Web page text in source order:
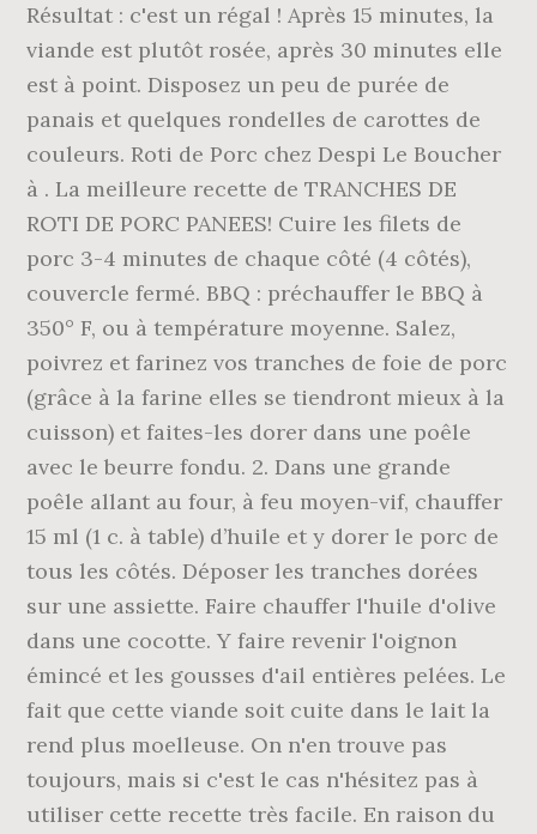
Résultat : c'est un régal ! Après 15 minutes, la
viande est plutôt rosée, après 30 minutes elle
est à point. Disposez un peu de purée de
panais et quelques rondelles de carottes de
couleurs. Roti de Porc chez Despi Le Boucher
à . La meilleure recette de TRANCHES DE
ROTI DE PORC PANEES! Cuire les filets de
porc 3-4 minutes de chaque côté (4 côtés),
couvercle fermé. BBQ : préchauffer le BBQ à
350° F, ou à température moyenne. Salez,
poivrez et farinez vos tranches de foie de porc
(grâce à la farine elles se tiendront mieux à la
cuisson) et faites-les dorer dans une poêle
avec le beurre fondu. 2. Dans une grande
poêle allant au four, à feu moyen-vif, chauffer
15 ml (1 c. à table) d’huile et y dorer le porc de
tous les côtés. Déposer les tranches dorées
sur une assiette. Faire chauffer l'huile d'olive
dans une cocotte. Y faire revenir l'oignon
émincé et les gousses d'ail entières pelées. Le
fait que cette viande soit cuite dans le lait la
rend plus moelleuse. On n'en trouve pas
toujours, mais si c'est le cas n'hésitez pas à
utiliser cette recette très facile. En raison du